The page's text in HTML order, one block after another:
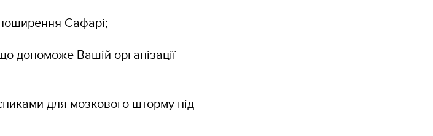
Сафарі;
допоможе Вашій організації
для мозкового шторму під